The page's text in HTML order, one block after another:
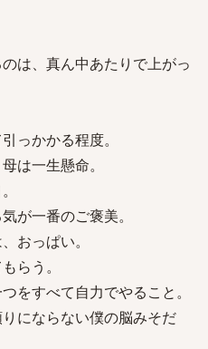
は、真ん中あたりで上がっ
っかかる程度。
は一生懸命。
が一番のご褒美。
おっぱい。
らう。
をすべて自力でやること。
にならない僕の脳みそだ